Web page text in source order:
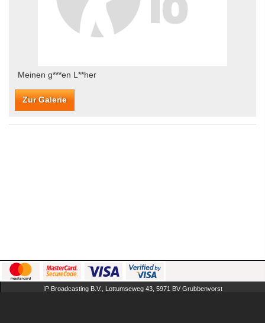
Meinen g***en L**her
Zur Galerie
IP Broadcasting B.V., Lottumseweg 43, 5971 BV Grubbenvorst